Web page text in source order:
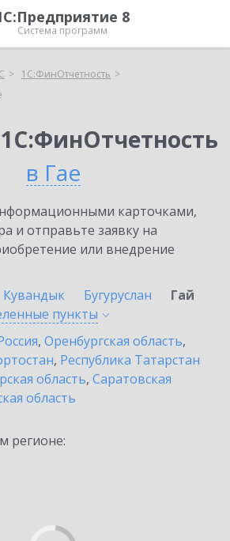
8
Система программ
1С:ФинОтчетность
в Гае
карточками,
и отправьте заявку на
или внедрение
Кувандык Бугуруслан
Гай
пункты
, Оренбургская область,
, Республика Татарстан
область, Саратовская
область
регионе: